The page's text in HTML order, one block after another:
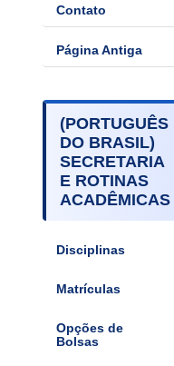
Contato
Página Antiga
(PORTUGUÊS
DO BRASIL)
SECRETARIA
E ROTINAS
ACADÊMICAS
Disciplinas
Matrículas
Opções de
Bolsas